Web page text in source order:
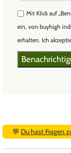
Mit Klick auf
ein, von buyhigh
erhalten. Ich
💬 Du hast Fragen